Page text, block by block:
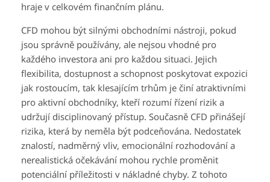
hraje v celkovém finančním plánu.
CFD mohou být silnými obchodními nástroji, pokud
jsou správně používány, ale nejsou vhodné pro
každého investora ani pro každou situaci. Jejich
flexibilita, dostupnost a schopnost poskytovat expozici
jak rostoucím, tak klesajícím trhům je činí atraktivními
pro aktivní obchodníky, kteří rozumí řízení rizik a
udržují disciplinovaný přístup. Současně CFD přinášejí
rizika, která by neměla být podceňována. Nedostatek
znalostí, nadměrný vliv, emocionální rozhodování a
nerealistická očekávání mohou rychle proměnit
potenciální příležitosti v nákladné chyby. Z tohoto